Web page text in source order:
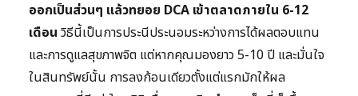
ออกเป็นส่วนๆ แล้วทยอย DCA เข้าตลาดภายใน 6-12
เดือน วิธีนี้เป็นการประนีประนอมระหว่างการได้ผลตอบแทน
และการดูแลสุขภาพจิต แต่หากคุณมองยาว 5-10 ปี และมั่นใจ
ในสินทรัพย์นั้น การลงก้อนเดียวตั้งแต่แรกมักให้ผล